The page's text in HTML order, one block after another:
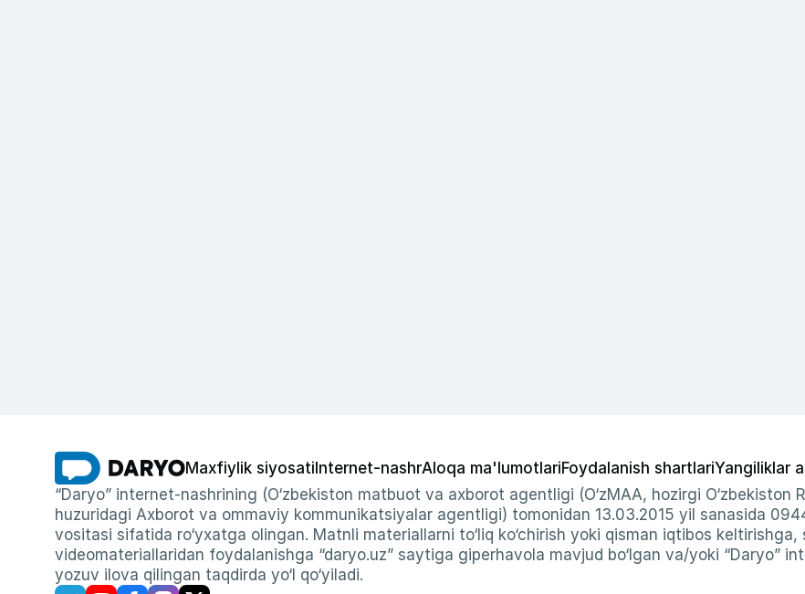
Maxfiylik siyosati Internet-nashrAloqa ma'lumotlariFoydalanish shartlariYangiliklar
“Daryo” internet-nashrining (O‘zbekiston matbuot va axborot agentligi (O‘zMAA, hozirgi
huzuridagi Axborot va ommaviy kommunikatsiyalar agentligi) tomonidan 13.03.2015 yil sanasida
vositasi sifatida ro‘yxatga olingan. Matnli materiallarni to‘liq ko‘chirish yoki qisman iqtibos
videomateriallaridan foydalanishga “daryo.uz” saytiga giperhavola mavjud bo‘lgan va/yoki “Daryo”
yozuv ilova qilingan taqdirda yo‘l qo‘yiladi.